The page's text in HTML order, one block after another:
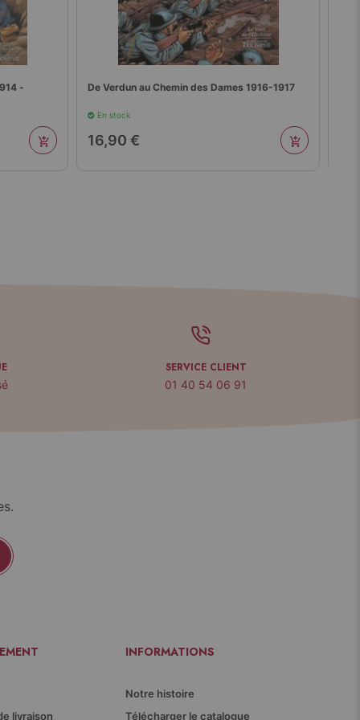
-
De Verdun au Chemin des Dames 1916-1917
En stock
16,90 €
SERVICE CLIENT
01 40 54 06 91
livraison
INFORMATIONS
Notre histoire
Télécharger le catalogue